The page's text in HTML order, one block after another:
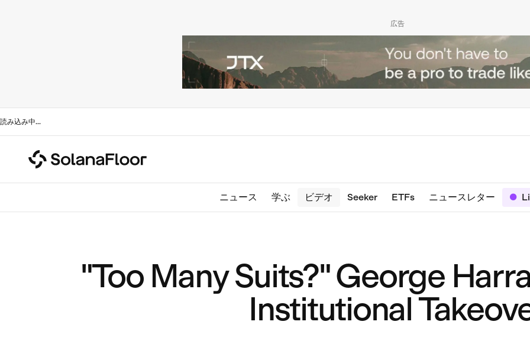
広告
読み込み中...
ニュース 学ぶ ビデオ Seeker ETFs ニュースレター
"Too Many Suits?" George
Institutional